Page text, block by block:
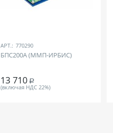
АРТ.: 770290
БПС200А (ММП-ИРБИС)
13 710 Р
(включая НДС 22%)